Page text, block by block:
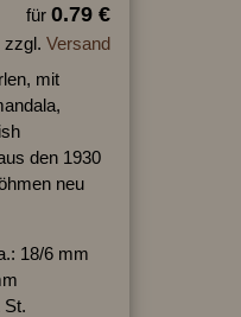
für 0.79 €
zzgl. Versand
mit
den 1930
neu
18/6 mm
St.